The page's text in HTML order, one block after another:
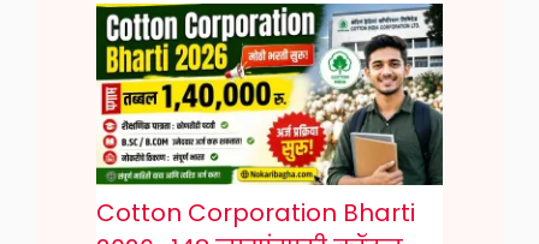
Cotton Corporation Bharti